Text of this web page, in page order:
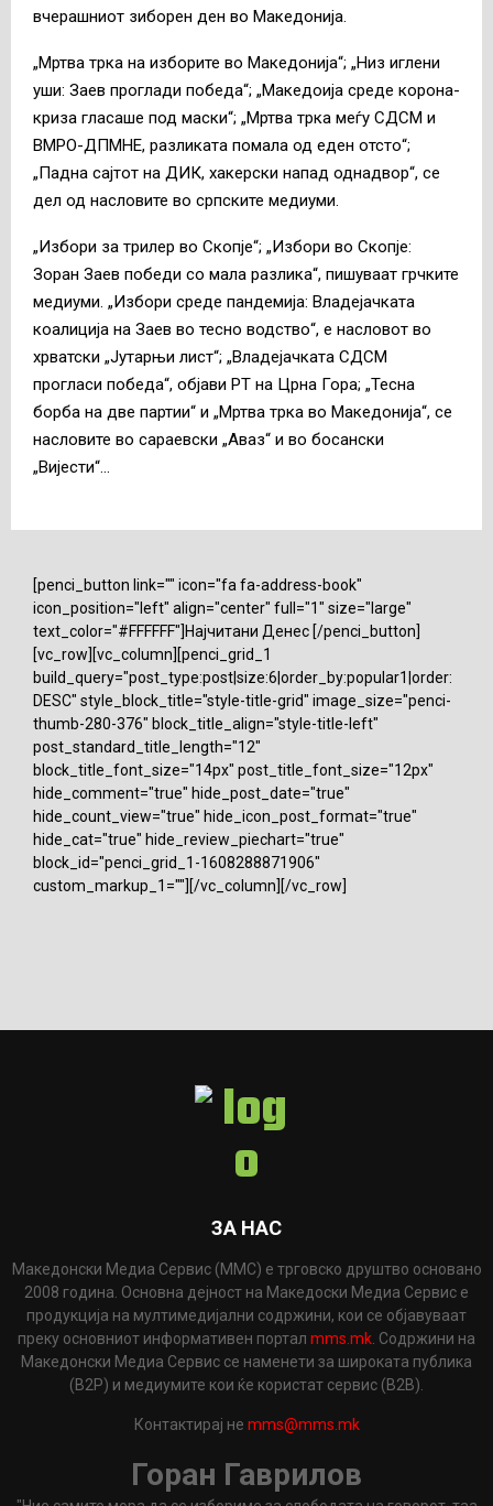
вчерашниот зиборен ден во Македонија.
„Мртва трка на изборите во Македонија“; „Низ иглени
уши: Заев проглади победа“; „Македоија среде корона-
криза гласаше под маски“; „Мртва трка меѓу СДСМ и
ВМРО-ДПМНЕ, разликата помала од еден отсто“;
„Падна сајтот на ДИК, хакерски напад однадвор“, се
дел од насловите во српските медиуми.
„Избори за трилер во Скопје“; „Избори во Скопје:
Зоран Заев победи со мала разлика“, пишуваат грчките
медиуми. „Избори среде пандемија: Владејачката
коалиција на Заев во тесно водство“, е насловот во
хрватски „Јутарњи лист“; „Владејачката СДСМ
прогласи победа“, објави РТ на Црна Гора; „Тесна
борба на две партии“ и „Мртва трка во Македонија“, се
насловите во сараевски „Аваз“ и во босански
„Вијести“…
[penci_button link="" icon="fa fa-address-book"
icon_position="left" align="center" full="1" size="large"
text_color="#FFFFFF"]Најчитани Денес [/penci_button]
[vc_row][vc_column][penci_grid_1
build_query="post_type:post|size:6|order_by:popular1|order:
DESC" style_block_title="style-title-grid" image_size="penci-
thumb-280-376" block_title_align="style-title-left"
post_standard_title_length="12"
block_title_font_size="14px" post_title_font_size="12px"
hide_comment="true" hide_post_date="true"
hide_count_view="true" hide_icon_post_format="true"
hide_cat="true" hide_review_piechart="true"
block_id="penci_grid_1-1608288871906"
custom_markup_1=""][/vc_column][/vc_row]
ЗА НАС
Македонски Медиа Сервис (ММС) е трговско друштво основано
2008 година. Основна дејност на Македоски Медиа Сервис е
продукција на мултимедијални содржини, кои се објавуваат
преку основниот информативен портал mms.mk . Содржини на
Македонски Медиа Сервис се наменети за широката публика
(B2P) и медиумите кои ќе користат сервис (B2B).
Контактирај не mms@mms.mk
Горан Гаврилов